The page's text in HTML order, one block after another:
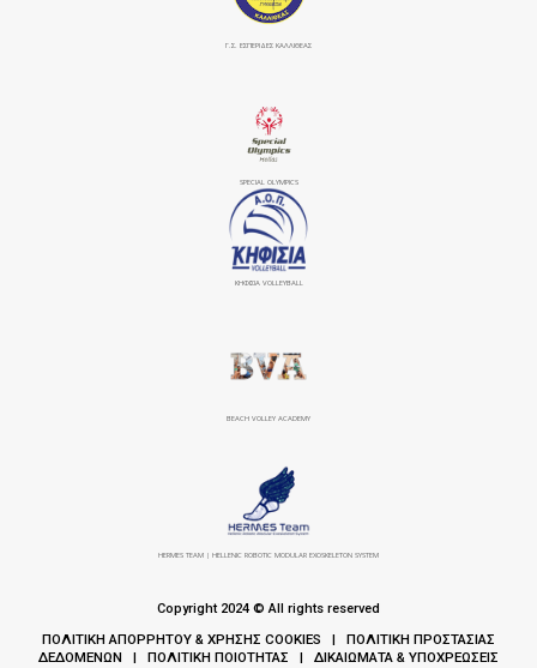
Γ.Σ. ΕΣΠΕΡΙΔΕΣ ΚΑΛΛΙΘΕΑΣ
SPECIAL OLYMPICS
ΚΗΦΙΣΙΆ VOLLEYBALL
BEACH VOLLEY ACADEMY
HERMES TEAM | HELLENIC ROBOTIC MODULAR EXOSKELETON SYSTEM
Copyright 2024 © All rights reserved
ΠΟΛΙΤΙΚΗ ΑΠΟΡΡΗΤΟΥ & ΧΡΗΣΗΣ COOKIES
ΠΟΛΙΤΙΚΗ ΠΡΟΣΤΑΣΙΑΣ
ΔΕΔΟΜΕΝΩΝ
ΠΟΛΙΤΙΚΗ ΠΟΙΟΤΗΤΑΣ
ΔΙΚΑΙΩΜΑΤΑ & ΥΠΟΧΡΕΩΣΕΙΣ